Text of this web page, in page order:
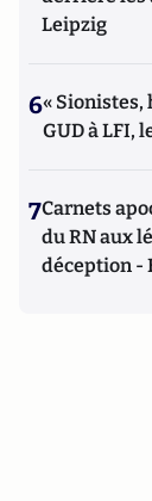
Leipzig
6« Sionistes,
GUD à LFI,
7Carnets
du RN aux
déception -